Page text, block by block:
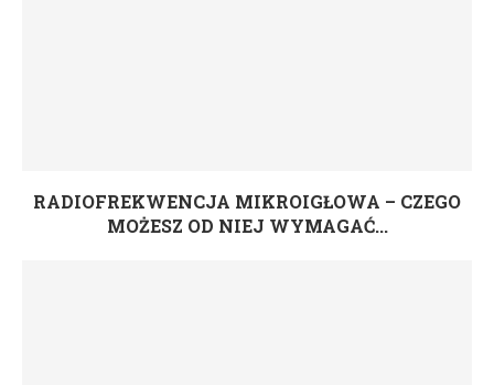
RADIOFREKWENCJA MIKROIGŁOWA – CZEGO
MOŻESZ OD NIEJ WYMAGAĆ...